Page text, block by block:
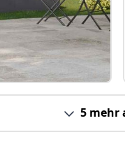
5 mehr